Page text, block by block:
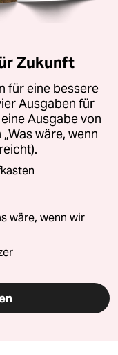
Zukunft
für eine bessere
Ausgaben für
Ausgabe von
wäre, wenn
wäre, wenn wir